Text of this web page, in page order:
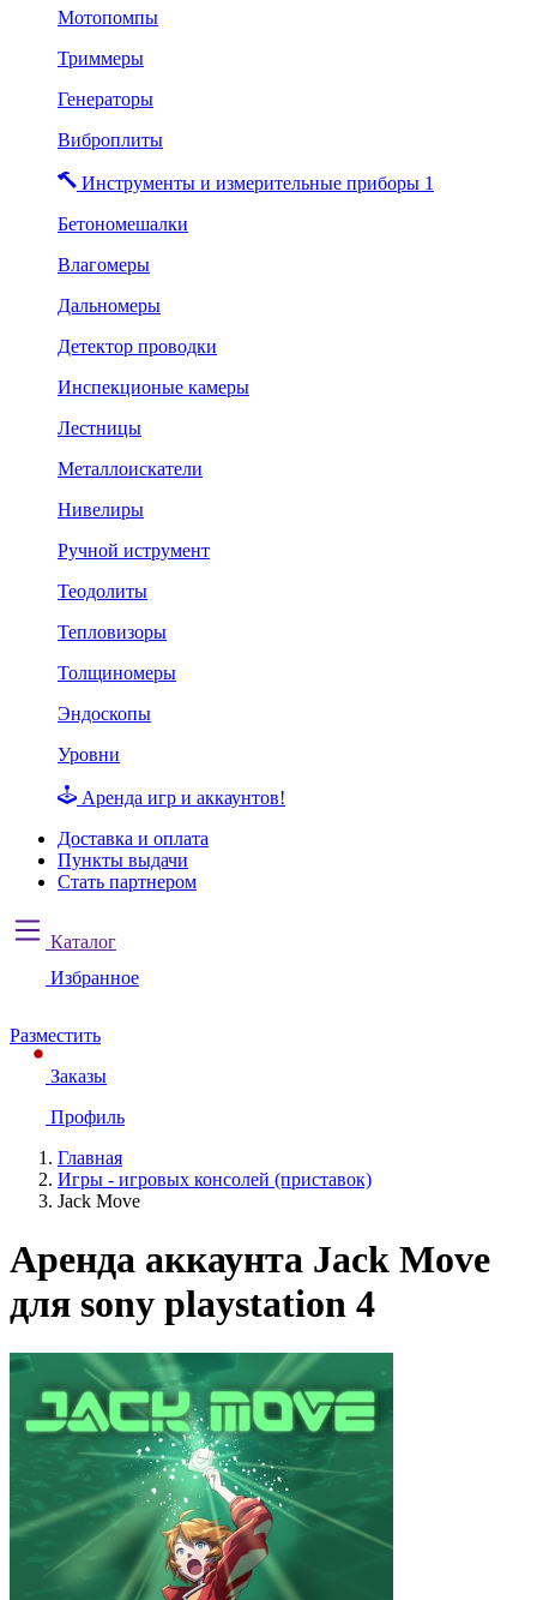
Мотопомпы
Триммеры
Генераторы
Виброплиты
Инструменты и измерительные приборы 1
Бетономешалки
Влагомеры
Дальномеры
Детектор проводки
Инспекционые камеры
Лестницы
Металлоискатели
Нивелиры
Ручной иструмент
Теодолиты
Тепловизоры
Толщиномеры
Эндоскопы
Уровни
Аренда игр и аккаунтов!
Доставка и оплата
Пункты выдачи
Стать партнером
Каталог
Избранное
Разместить
Заказы
Профиль
Главная
Игры - игровых консолей (приставок)
Jack Move
Аренда аккаунта Jack Move
для sony playstation 4